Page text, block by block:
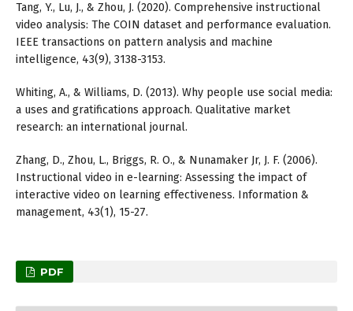
Tang, Y., Lu, J., & Zhou, J. (2020). Comprehensive instructional
video analysis: The COIN dataset and performance evaluation.
IEEE transactions on pattern analysis and machine
intelligence, 43(9), 3138-3153.
Whiting, A., & Williams, D. (2013). Why people use social media:
a uses and gratifications approach. Qualitative market
research: an international journal.
Zhang, D., Zhou, L., Briggs, R. O., & Nunamaker Jr, J. F. (2006).
Instructional video in e-learning: Assessing the impact of
interactive video on learning effectiveness. Information &
management, 43(1), 15-27.
PDF